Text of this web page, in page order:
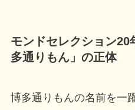
モンドセレクション20
多通りもん」の正体
博多通りもんの名前を一